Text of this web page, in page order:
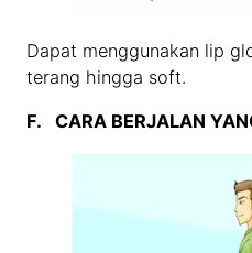
Dapat menggunakan lip
terang hingga soft.
F.CARA BERJALAN